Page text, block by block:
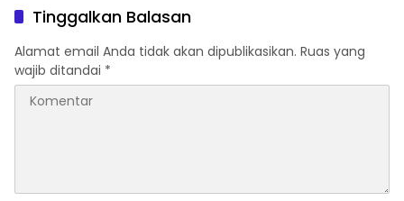
Tinggalkan Balasan
Alamat email Anda tidak akan dipublikasikan. Ruas yang
wajib ditandai *